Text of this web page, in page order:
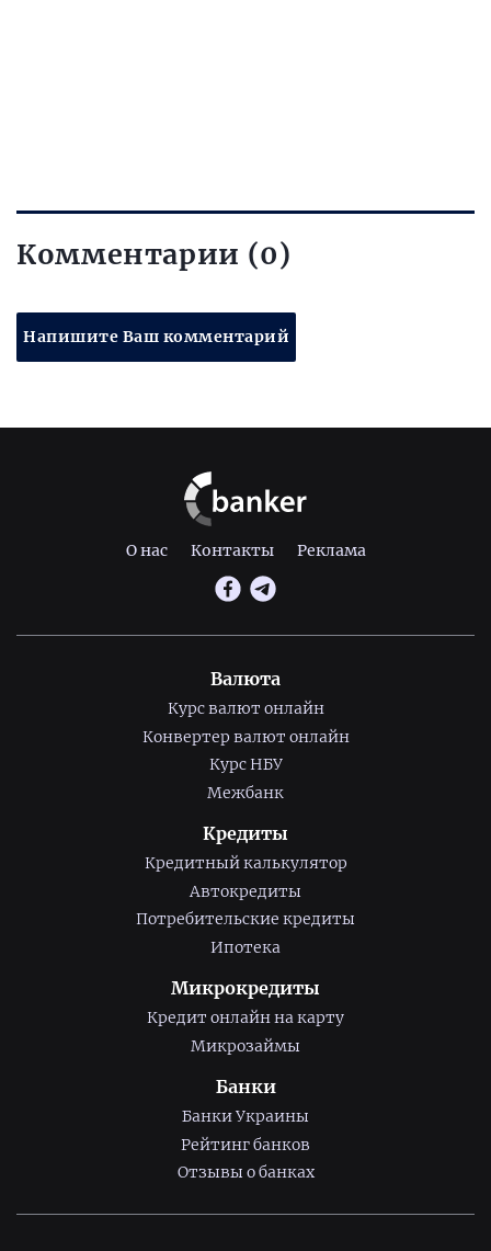
Комментарии (0)
Напишите Ваш комментарий
О нас Контакты Реклама
Валюта
Курс валют онлайн
Конвертер валют онлайн
Курс НБУ
Межбанк
Кредиты
Кредитный калькулятор
Автокредиты
Потребительские кредиты
Ипотека
Микрокредиты
Кредит онлайн на карту
Микрозаймы
Банки
Банки Украины
Рейтинг банков
Отзывы о банках